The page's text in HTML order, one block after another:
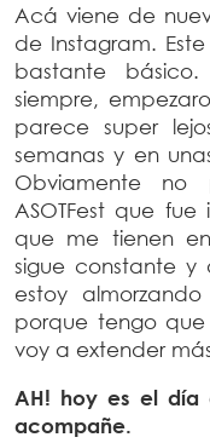
Acá viene de
de Instagram.
bastante
siempre,
parece super
semanas y en
Obviamente no
ASOTFest que
que me tienen
sigue constante y
estoy
porque tengo
voy a extender
AH! hoy es el día
acompañe.